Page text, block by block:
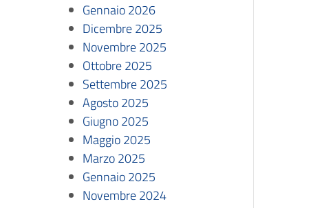
Gennaio 2026
Dicembre 2025
Novembre 2025
Ottobre 2025
Settembre 2025
Agosto 2025
Giugno 2025
Maggio 2025
Marzo 2025
Gennaio 2025
Novembre 2024